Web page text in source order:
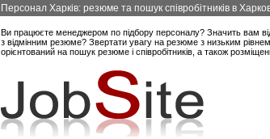
Персонал Харків: резюме та пошук співробітників в
Ви працюєте менеджером по підбору персоналу? Значить вам
з відмінним резюме? Звертати увагу на резюме з низьким
орієнтований на пошук резюме і співробітників, а також